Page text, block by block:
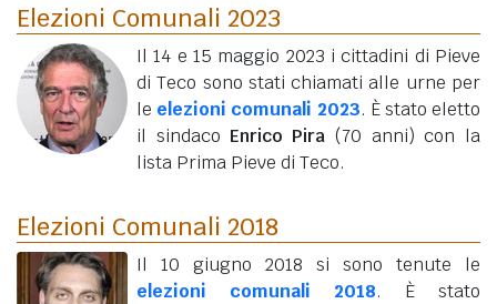
Elezioni Comunali 2023
Il 14 e 15 maggio 2023 i cittadini di Pieve
di Teco sono stati chiamati alle urne per
le elezioni comunali 2023. È stato eletto
il sindaco Enrico Pira (70 anni) con la
lista Prima Pieve di Teco.
Elezioni Comunali 2018
Il 10 giugno 2018 si sono tenute le
elezioni comunali 2018. È stato